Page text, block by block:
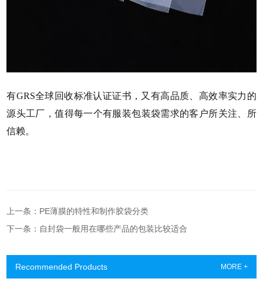
有GRS全球回收标准认证证书，又有高品质、高效率实力的
源头工厂，值得每一个有服装包装袋需求的客户所关注、所
信赖。
上一条：PE薄膜的特性和制作胶袋分类
下一条：自封袋一般用在哪些产品的包装比较适合
Recommended Products MORE +